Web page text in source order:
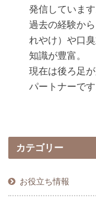
発信しています
過去の経験か
れやけ）や口
知識が豊富。
現在は後ろ足
パートナーです
カテゴリー
お役立ち情報